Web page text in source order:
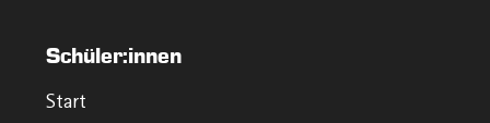
Schüler:innen
Start